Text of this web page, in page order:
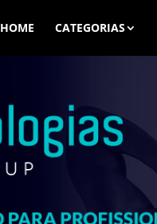
HOME CATEGORIAS